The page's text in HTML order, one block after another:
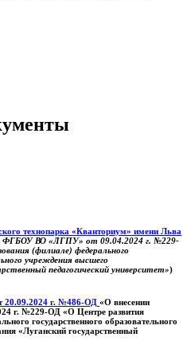
технопарка «Кванториум» имени Льва
ФГБОУ ВО «ЛГПУ» от 09.04.2024 г. №229-
(филиале) федерального
учреждения высшего
педагогический университет»)
г. №486-ОД «О внесении
г. №229-ОД «О Центре развития
государственного образовательного
«Луганский государственный